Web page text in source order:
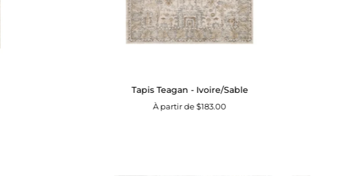
Tapis Teagan - Ivoire/Sable
À partir de $183.00